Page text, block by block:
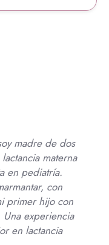
madre de dos
materna
en pediatría.
con
primer hijo con
Una experiencia
en lactancia